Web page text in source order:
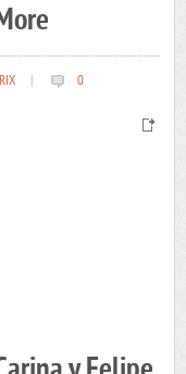
0